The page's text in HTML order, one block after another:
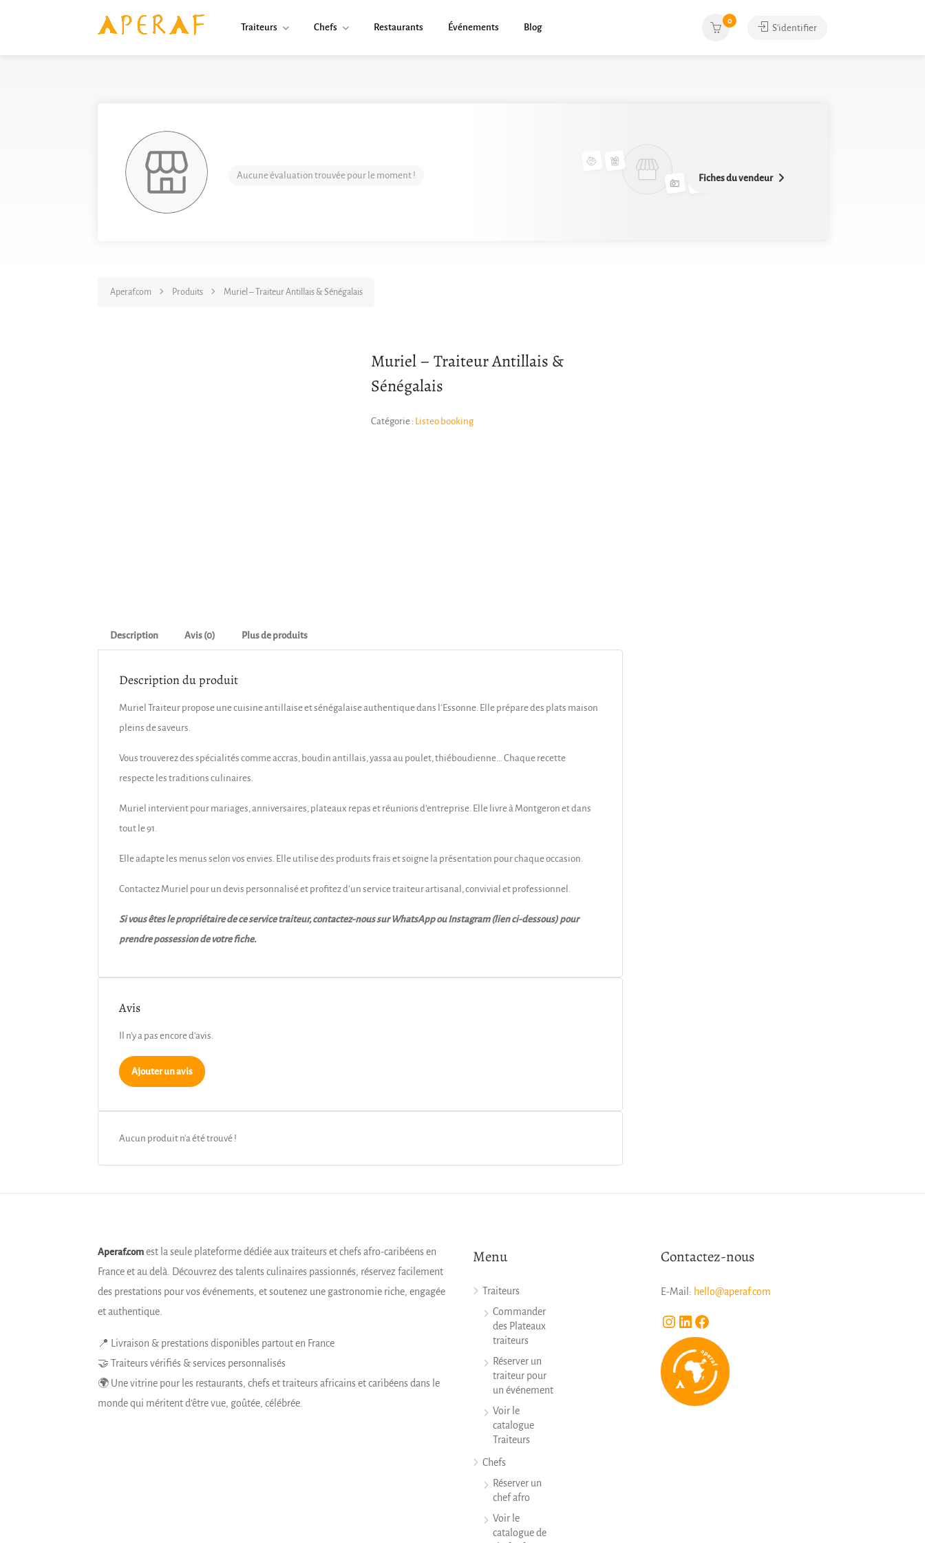
Traiteurs Chefs Restaurants Événements Blog
0
S'identifier
Aucune évaluation trouvée pour le moment ! Fiches du vendeur
Aperaf.com Produits Muriel – Traiteur Antillais & Sénégalais
Muriel – Traiteur Antillais &
Sénégalais
Catégorie : Listeo booking
Description Avis (0) Plus de produits
Description du produit
Muriel Traiteur propose une cuisine antillaise et sénégalaise authentique dans l’Essonne. Elle prépare des plats maison
pleins de saveurs.
Vous trouverez des spécialités comme accras, boudin antillais, yassa au poulet, thiéboudienne… Chaque recette
respecte les traditions culinaires.
Muriel intervient pour mariages, anniversaires, plateaux repas et réunions d’entreprise. Elle livre à Montgeron et dans
tout le 91.
Elle adapte les menus selon vos envies. Elle utilise des produits frais et soigne la présentation pour chaque occasion.
Contactez Muriel pour un devis personnalisé et profitez d’un service traiteur artisanal, convivial et professionnel.
Si vous êtes le propriétaire de ce service traiteur, contactez-nous sur WhatsApp ou Instagram (lien ci-dessous) pour
prendre possession de votre fiche.
Avis
Il n'y a pas encore d'avis.
Ajouter un avis
Aucun produit n'a été trouvé !
Aperaf.com est la seule plateforme dédiée aux traiteurs et chefs afro-caribéens en
France et au delà. Découvrez des talents culinaires passionnés, réservez facilement
des prestations pour vos événements, et soutenez une gastronomie riche, engagée
et authentique.
📍 Livraison & prestations disponibles partout en France
🤝 Traiteurs vérifiés & services personnalisés
🌍 Une vitrine pour les restaurants, chefs et traiteurs africains et caribéens dans le
monde qui méritent d’être vue, goûtée, célébrée.
Menu
Traiteurs
Commander
des Plateaux
traiteurs
Réserver un
traiteur pour
un événement
Voir le
catalogue
Traiteurs
Chefs
Réserver un
chef afro
Voir le
catalogue de
Contactez-nous
E-Mail: hello@aperaf.com
Instagram LinkedIn Facebook